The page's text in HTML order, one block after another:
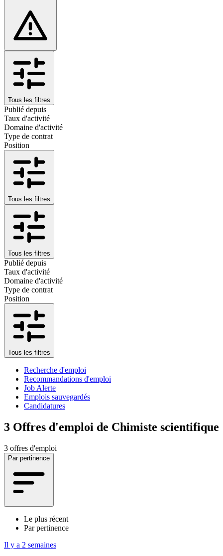
Tous les filtres
Publié depuis
Taux d'activité
Domaine d'activité
Type de contrat
Position
Tous les filtres
Tous les filtres
Publié depuis
Taux d'activité
Domaine d'activité
Type de contrat
Position
Tous les filtres
Recherche d'emploi
Recommandations d'emploi
Job Alerte
Emplois sauvegardés
Candidatures
3 Offres d'emploi de Chimiste scientifique
3 offres d'emploi
Par pertinence
Le plus récent
Par pertinence
Il y a 2 semaines